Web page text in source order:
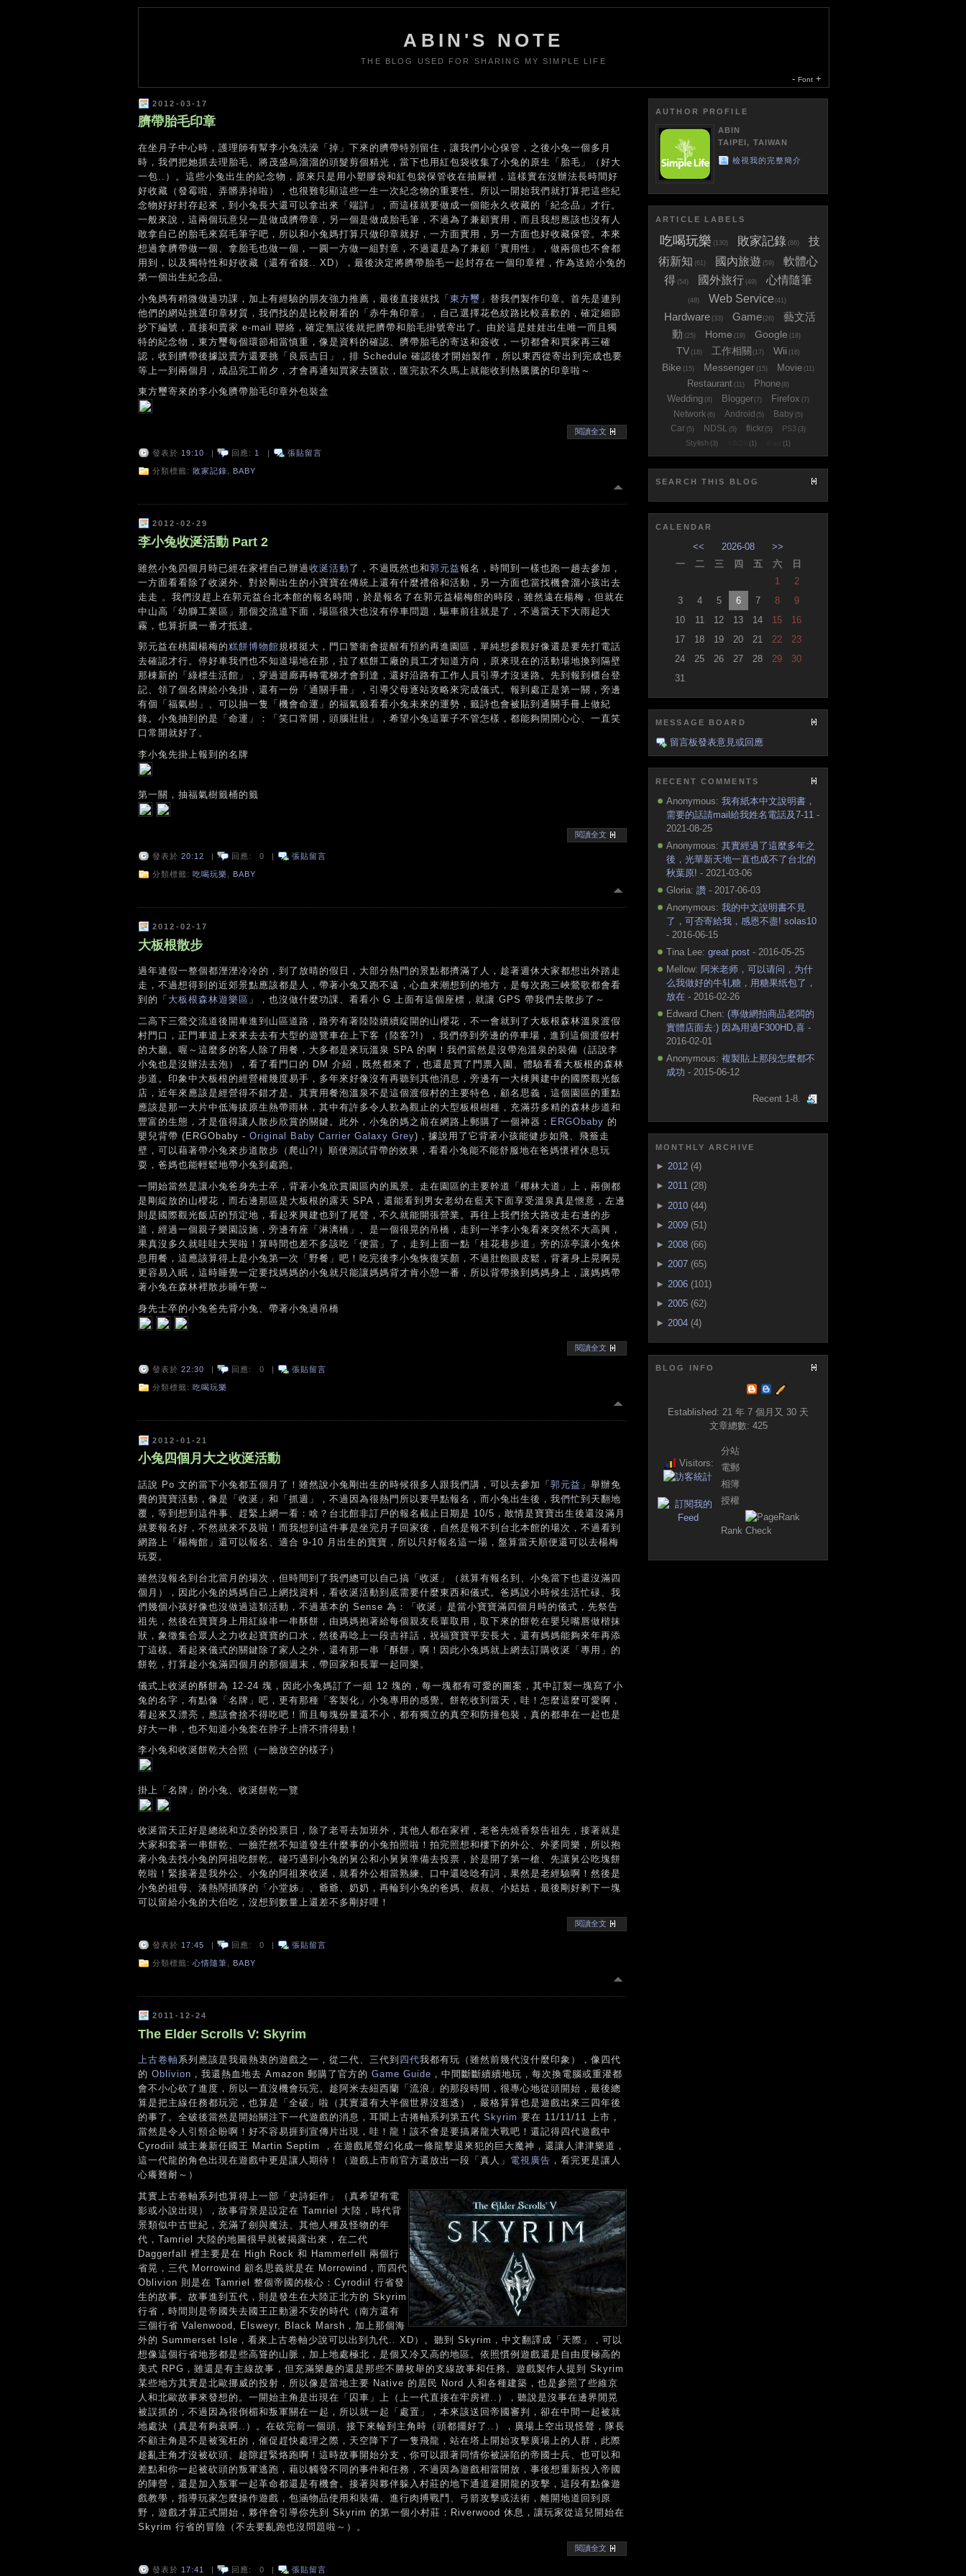
ABIN'S NOTE
THE BLOG USED FOR SHARING MY SIMPLE LIFE
- Font +
2012-03-17
臍帶胎毛印章
在坐月子中心時，護理師有幫李小兔洗澡「掉」下來的臍帶特別留住，讓我們小心保管，之後小兔一個多月
時，我們把她抓去理胎毛、將茂盛烏溜溜的頭髮剪個精光，當下也用紅包袋收集了小兔的原生「胎毛」（好大
一包..）。這些小兔出生的紀念物，原來只是用小塑膠袋和紅包袋保管收在抽屜裡，這樣實在沒辦法長時間好
好收藏（發霉啦、弄髒弄掉啦），也很難彰顯這些一生一次紀念物的重要性。所以一開始我們就打算把這些紀
念物好好封存起來，到小兔長大還可以拿出來「端詳」，而這樣就要做成一個能永久收藏的「紀念品」才行。
一般來說，這兩個玩意兒一是做成臍帶章，另一個是做成胎毛筆，不過為了兼顧實用，而且我想應該也沒有人
敢拿自己的胎毛來寫毛筆字吧，所以和小兔媽打算只做印章就好，一方面實用，另一方面也好收藏保管。本來
想過拿臍帶做一個、拿胎毛也做一個，一圓一方做一組對章，不過還是為了兼顧「實用性」，做兩個也不會都
用到，以及獨特性和好收藏（還有省錢.. XD），最後決定將臍帶胎毛一起封存在一個印章裡，作為送給小兔的
第一個出生紀念品。
小兔媽有稍微做過功課，加上有經驗的朋友強力推薦，最後直接就找「東方璽 」替我們製作印章。首先是連到
他們的網站挑選印章材質，我們找的是比較耐看的「赤牛角印章」，自己選擇花色紋路比較喜歡的，確定細節
抄下編號，直接和賣家 e-mail 聯絡，確定無誤後就把臍帶和胎毛掛號寄出了。由於這是娃娃出生唯一而且獨
特的紀念物，東方璽每個環節相當慎重，像是資料的確認、臍帶胎毛的寄送和簽收，一切都會和買家再三確
認，收到臍帶後據說賣方還要挑「良辰吉日」，排 Schedule 確認後才開始製作，所以東西從寄出到完成也要
等上一到兩個月，成品完工前夕，才會再通知買家去匯款，匯完款不久馬上就能收到熱騰騰的印章啦～
東方璽寄來的李小兔臍帶胎毛印章外包裝盒
閱讀全文
發表於 19:10 | 回應: 1 | 張貼留言
分類標籤: 敗家記錄 BABY
2012-02-29
李小兔收涎活動 Part 2
雖然小兔四個月時已經在家裡自己辦過收涎活動了，不過既然也和郭元益報名，時間到一樣也跑一趟去參加，
一方面看看除了收涎外、對於剛出生的小寶寶在傳統上還有什麼禮俗和活動，另一方面也當找機會溜小孩出去
走走 。我們沒趕上在郭元益台北本館的報名時間，於是報名了在郭元益楊梅館的時段，雖然遠在楊梅，但就在
中山高「幼獅工業區」那個交流道下面，場區很大也沒有停車問題，驅車前往就是了，不過當天下大雨起大
霧，也算折騰一番才抵達。
郭元益在桃園楊梅的糕餅博物館規模挺大，門口警衛會提醒有預約再進園區，單純想參觀好像還是要先打電話
去確認才行。停好車我們也不知道場地在那，拉了糕餅工廠的員工才知道方向，原來現在的活動場地換到隔壁
那棟新的「綠標生活館」，穿過迴廊再轉電梯才會到達，還好沿路有工作人員引導才沒迷路。先到報到櫃台登
記、領了個名牌給小兔掛，還有一份「通關手冊」，引導父母逐站攻略來完成儀式。報到處正是第一關，旁邊
有個「福氣樹」、可以抽一隻「機會命運」的福氣籤看看小兔未來的運勢，籤詩也會被貼到通關手冊上做紀
錄。小兔抽到的是「命運」：「笑口常開，頭腦壯壯」，希望小兔這輩子不管怎樣，都能夠開開心心、一直笑
口常開就好了。
李小兔先掛上報到的名牌
第一關，抽福氣樹籤桶的籤
閱讀全文
發表於 20:12 | 回應: 0 | 張貼留言
分類標籤: 吃喝玩樂 BABY
2012-02-17
大板根散步
過年連假一整個都溼溼冷冷的，到了放晴的假日，大部分熱門的景點都擠滿了人，趁著週休大家都想出外踏走
走，不過想得到的近郊景點應該都是人，帶著小兔又跑不遠，心血來潮想到的地方，是每次跑三峽鶯歌都會看
到的「 大板根森林遊樂區 」，也沒做什麼功課、看看小 G 上面有這個座標，就讓 GPS 帶我們去散步了～
二高下三鶯交流道後開車進到山區道路，路旁有著陸陸續續綻開的山櫻花，不一會就到了大板根森林溫泉渡假
村門口，正門車道上來來去去有大型的遊覽車在上下客（陸客?!），我們停到旁邊的停車場，進到這個渡假村
的大廳。喔～這麼多的客人除了用餐，大多都是來玩溫泉 SPA 的啊！我們當然是沒帶泡溫泉的裝備（話說李
小兔也是沒辦法去泡），看了看門口的 DM 介紹，既然都來了，也還是買了門票入園、體驗看看大板根的森林
步道。印象中大板根的經營權幾度易手，多年來好像沒有再聽到其他消息，旁邊有一大棟興建中的國際觀光飯
店，近年來應該是經營得不錯才是。其實用餐泡溫泉不是這個渡假村的主要特色，顧名思義，這個園區的重點
應該是那一大片中低海拔原生熱帶雨林，其中有許多令人歎為觀止的大型板根樹種，充滿芬多精的森林步道和
豐富的生態，才是值得讓人散步欣賞的關鍵。此外，小兔的媽之前在網路上郵購了一個神器： ERGObaby 的
嬰兒背帶 (ERGObaby - Original Baby Carrier Galaxy Grey)，據說用了它背著小孩能健步如飛、飛簷走
壁，可以藉著帶小兔來步道散步（爬山?!）順便測試背帶的效果，看看小兔能不能舒服地在爸媽懷裡休息玩
耍，爸媽也能輕鬆地帶小兔到處跑。
一開始當然是讓小兔爸身先士卒，背著小兔欣賞園區內的風景。走在園區的主要幹道「椰林大道」上，兩側都
是剛綻放的山櫻花，而右邊那區是大板根的露天 SPA，還能看到男女老幼在藍天下面享受溫泉真是愜意，左邊
則是國際觀光飯店的預定地，看起來興建也到了尾聲，不久就能開張營業。再往上我們捨大路改走右邊的步
道，經過一個親子樂園設施，旁邊有座「淋漓橋」、是一個很晃的吊橋，走到一半李小兔看來突然不大高興，
果真沒多久就哇哇大哭啦！算時間也差不多該吃「便當」了，走到上面一點「桂花巷步道」旁的涼亭讓小兔休
息用餐，這應該算得上是小兔第一次「野餐」吧！吃完後李小兔恢復笑顏，不過肚飽眼皮鬆，背著身上晃啊晃
更容易入眠，這時睡覺一定要找媽媽的小兔就只能讓媽媽背才肯小憩一番，所以背帶換到媽媽身上，讓媽媽帶
著小兔在森林裡散步睡午覺～
身先士卒的小兔爸先背小兔、帶著小兔過吊橋
閱讀全文
發表於 22:30 回應: 0 張貼留言
分類標籤: 吃喝玩樂
2012-01-21
小兔四個月大之收涎活動
話說 Po 文的當下小兔都五個月了！雖然說小兔剛出生的時候很多人跟我們講，可以去參加「 郭元益 」舉辦免
費的寶寶活動，像是「收涎」和「抓週」，不過因為很熱門所以要早點報名，而小兔出生後，我們忙到天翻地
覆，等到想到這件事、趕緊上網一看：啥？台北館非訂戶的報名截止日期是 10/5，敢情是寶寶出生後還沒滿月
就要報名好，不然就來不及啦！而我想到這件事是坐完月子回家後，自然是報不到台北本館的場次，不過看到
網路上「楊梅館」還可以報名、適合 9-10 月出生的寶寶，所以只好報名這一場，盤算當天順便還可以去楊梅
玩耍。
雖然沒報名到台北當月的場次，但時間到了我們總可以自己搞「收涎」（就算有報名到、小兔當下也還沒滿四
個月），因此小兔的媽媽自己上網找資料，看收涎活動到底需要什麼東西和儀式。爸媽說小時候生活忙碌、我
們幾個小孩好像也沒做過這類活動，不過基本的 Sense 為：「收涎」是當小寶寶滿四個月時的儀式，先祭告
祖先，然後在寶寶身上用紅線串一串酥餅，由媽媽抱著給每個親友長輩取用，取下來的餅乾在嬰兒嘴唇做楷抹
狀，象徵集合眾人之力收起寶寶的口水，然後再唸上一段吉祥話，祝福寶寶平安長大，還有媽媽能夠來年再添
丁這樣。看起來儀式的關鍵除了家人之外，還有那一串「酥餅」啊！因此小兔媽就上網去訂購收涎「專用」的
餅乾，打算趁小兔滿四個月的那個週末，帶回家和長輩一起同樂。
儀式上收涎的酥餅為 12-24 塊，因此小兔媽訂了一組 12 塊的，每一塊都有可愛的圖案，其中訂製一塊寫了小
兔的名字，有點像「名牌」吧，更有那種「客製化」小兔專用的感覺。餅乾收到當天，哇！怎麼這麼可愛啊，
看起來又漂亮，應該會捨不得吃吧！而且每塊份量還不小，都有獨立的真空和防撞包裝，真的都串在一起也是
好大一串，也不知道小兔套在脖子上揹不揹得動！
李小兔和收涎餅乾大合照（一臉放空的樣子）
掛上「名牌」的小兔、收涎餅乾一覽
收涎當天正好是總統和立委的投票日，除了老哥去加班外，其他人都在家裡，老爸先燒香祭告祖先，接著就是
大家和套著一串餅乾、一臉茫然不知道發生什麼事的小兔拍照啦！拍完照想和樓下的外公、外婆同樂，所以抱
著小兔去找小兔的阿祖吃餅乾。碰巧遇到小兔的舅公和小舅舅準備去投票，於是開了第一槍、先讓舅公吃塊餅
乾啦！緊接著是我外公、小兔的阿祖來收涎，就看外公相當熟練、口中還唸唸有詞，果然是老經驗啊！然後是
小兔的祖母、湊熱鬧插隊的「小堂姊」、爺爺、奶奶，再輪到小兔的爸媽、叔叔、小姑姑，最後剛好剩下一塊
可以留給小兔的大伯吃，沒想到數量上還差不多剛好哩！
閱讀全文
發表於 17:45 | 回應: 0 | 張貼留言
分類標籤: 心情隨筆 BABY
2011-12-24
The Elder Scrolls V: Skyrim
上古卷軸 系列應該是我最熱衷的遊戲之一，從二代、三代到 四代我都有玩（雖然前幾代沒什麼印象），像四代
的 Oblivion ，我還熱血地去 Amazon 郵購了官方的 Game Guide ，中間斷斷續續地玩，每次換電腦或重灌都
會不小心砍了進度，所以一直沒機會玩完。趁阿米去紐西蘭「流浪」的那段時間，很專心地從頭開始，最後總
算是把主線任務都玩完，也算是「全破」啦（其實還有大半個世界沒逛透），嚴格算算也是遊戲出來三四年後
的事了。全破後當然是開始關注下一代遊戲的消息，耳聞上古捲軸系列第五代 Skyrim 要在 11/11/11 上市，
當然是令人引頸企盼啊！好不容易捱到宣傳片出現，哇！龍！該不會是要搞屠龍大戰吧！還記得四代遊戲中
Cyrodiil 城主兼新任國王 Martin Septim ，在遊戲尾聲幻化成一條龍擊退來犯的巨大魔神，還讓人津津樂道，
這一代龍的角色出現在遊戲中更是讓人期待！（遊戲上市前官方還放出一段「真人」 電視廣告 ，看完更是讓人
心癢難耐～）
其實上古卷軸系列也算得上一部「史詩鉅作」（真希望有電
影或小說出現），故事背景是設定在 Tamriel 大陸，時代背
景類似中古世紀，充滿了劍與魔法、其他人種及怪物的年
代，Tamriel 大陸的地圖很早就被揭露出來，在二代
Daggerfall 裡主要是在 High Rock 和 Hammerfell 兩個行
省晃，三代 Morrowind 顧名思義就是在 Morrowind，而四代
Oblivion 則是在 Tamriel 整個帝國的核心：Cyrodiil 行省發
生的故事。故事進到五代，則是發生在大陸正北方的 Skyrim
行省，時間則是帝國失去國王正動盪不安的時代（南方還有
三個行省 Valenwood, Elsweyr, Black Marsh，加上那個海
外的 Summerset Isle，看來上古卷軸少說可以出到九代.. XD）。聽到 Skyrim，中文翻譯成「天際」，可以
想像這個行省地形都是些高聳的山脈，加上地處極北，是個又冷又高的地區。依照慣例遊戲還是自由度極高的
美式 RPG，雖還是有主線故事，但充滿樂趣的還是那些不勝枚舉的支線故事和任務。遊戲製作人提到 Skyrim
某些地方其實是北歐挪威的投射，所以像是當地主要 Native 的居民 Nord 人和各種建築，也是參照了些維京
人和北歐故事來發想的。一開始主角是出現在「囚車」上（上一代直接在牢房裡..），聽說是沒事在邊界閒晃
被誤抓的，不過因為很倒楣和叛軍關在一起，所以就一起「處置」，本來該送回帝國審判，卻在中間一起被就
地處決（真是有夠衰啊..）。在砍完前一個頭、接下來輪到主角時（頭都擺好了..），廣場上空出現怪聲，隊長
不顧主角是不是被冤枉的，催促趕快處理之際，天空降下了一隻飛龍，站在塔上開始攻擊廣場上的人群，此際
趁亂主角才沒被砍頭、趁隙趕緊烙跑啊！這時故事開始分支，你可以跟著同情你被誣陷的帝國士兵、也可以和
差點和你一起被砍頭的叛軍逃跑，藉以觸發不同的事件和任務，不過因為遊戲相當開放，事後想重新投入帝國
的陣營，還是加入叛軍一起革命都還是有機會。接著與夥伴躲入村莊的地下通道避開龍的攻擊，這段有點像遊
戲教學，指導玩家怎麼操作遊戲，包涵物品使用和裝備、進行肉搏戰鬥、弓箭攻擊或法術，離開地道回到原
野，遊戲才算正式開始，夥伴會引導你先到 Skyrim 的第一個小村莊：Riverwood 休息，讓玩家從這兒開始在
Skyrim 行省的冒險（不去要亂跑也沒問題啦～）。
閱讀全文
發表於 17:41 | 回應: 0 | 張貼留言
AUTHOR PROFILE
ABIN
TAIPEI, TAIWAN
檢視我的完整簡介
ARTICLE LABELS
吃喝玩樂 (130) 敗家記錄 (86)
技
術新知 (61) 國內旅遊 (59)
軟體心
得 (54) 國外旅行 (49) 心情隨筆
(48) Web Service (41)
Hardware (33) Game(26)
藝文活
動 (25) Home (19) Google (18)
TV (18) 工作相關 (17) Wii (16)
Bike (15) Messenger (15) Movie (11)
Restaurant (11) Phone(8)
Wedding (8) Blogger(7) Firefox (7)
Network (6) Android (5) Baby (5)
Car (5) NDSL (5) flickr(5) PS3 (3)
Stylish (3) (1) (1)
SEARCH THIS BLOG
CALENDAR
<< 2026-08
>>
一
二 三 四 五 六
日
1
2
3
4 5 6 7 8
9
10
11 12 13 14 15
16
17
18 19 20 21 22
23
24
25 26 27 28 29
30
31
MESSAGE BOARD
留言板發表意見或回應
RECENT COMMENTS
Anonymous: 我有紙本中文說明書，
需要的話請mail給我姓名電話及7-11 -
2021-08-25
Anonymous: 其實經過了這麼多年之
後，光華新天地一直也成不了台北的
秋葉原! - 2021-03-06
Gloria: 讚 - 2017-06-03
Anonymous: 我的中文說明書不見
了，可否寄給我，感恩不盡! solas10
- 2016-06-15
Tina Lee: great post - 2016-05-25
Mellow: 阿米老师，可以请问，为什
么我做好的牛轧糖，用糖果纸包了，
放在 - 2016-02-26
Edward Chen: (專做網拍商品老闆的
實體店面去:) 因為用過F300HD,喜 -
2016-02-01
Anonymous: 複製貼上那段怎麼都不
成功 - 2015-06-12
Recent 1-8.
MONTHLY ARCHIVE
► 2012 (4)
► 2011 (28)
► 2010 (44)
► 2009 (51)
► 2008 (66)
► 2007 (65)
► 2006 (101)
► 2005 (62)
► 2004 (4)
BLOG INFO
Established: 21 年 7 個月又 30 天
文章總數: 425
Visitors:
分站
電郵
相簿
授權
Rank